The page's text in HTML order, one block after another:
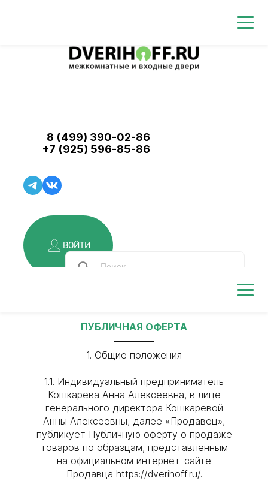
8 (499) 390-02-86
+7 (925) 596-85-86
ВОЙТИ
ПУБЛИЧНАЯ ОФЕРТА
1. Общие положения
1.1. Индивидуальный предприниматель
Кошкарева Анна Алексеевна, в лице
генерального директора Кошкаревой
Анны Алексеевны, далее «Продавец»,
публикует Публичную оферту о продаже
товаров по образцам, представленным
на официальном интернет-сайте
Продавца https://dverihoff.ru/.